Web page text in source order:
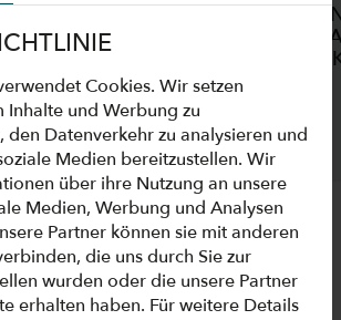
ZUM
WIRD: DIE
BELGIEN
SO
Cookies. Wir setzen
Inhalte und Werbung zu
den Datenverkehr zu analysieren und
Medien bereitzustellen. Wir
über ihre Nutzung an unsere
Medien, Werbung und Analysen
Partner können sie mit anderen
die uns durch Sie zur
wurden oder die unsere Partner
erhalten haben. Für weitere Details